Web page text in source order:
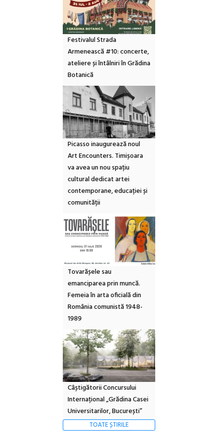
Festivalul Strada
Armenească #10: concerte,
ateliere și întâlniri în Grădina
Botanică
Picasso inaugurează noul
Art Encounters. Timișoara
va avea un nou spațiu
cultural dedicat artei
contemporane, educației și
comunității
Tovarășele sau
emanciparea prin muncă.
Femeia în arta oficială din
România comunistă 1948-
1989
Câștigătorii Concursului
Internațional „Grădina Casei
Universitarilor, București”
TOATE ȘTIRILE